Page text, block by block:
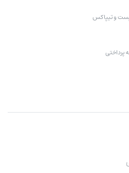
پست و تیپاکس